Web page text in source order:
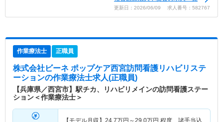
更新日：2026/06/09 求人番号：582767
作業療法士 正職員
株式会社ビーネ ポップケア西宮訪問看護リハビリステ
ーションの作業療法士求人(正職員)
【兵庫県／西宮市】駅チカ、リハビリメインの訪問看護ステー
ション＜作業療法士＞
【モデル月収】 24.7万円～29.0万円 程度 諸手当込